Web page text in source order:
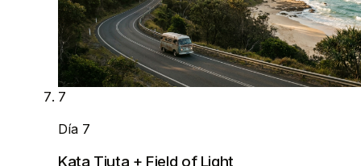
7
Día 7
Kata Tjuta + Field of Light